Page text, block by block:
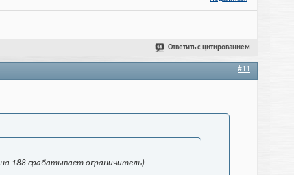
Ответить с цитированием
#11
188 срабатывает ограничитель)